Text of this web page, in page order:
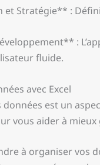
Stratégie** :
:
fluide.
avec Excel
données est un
vous aider à mieux
à organiser vos